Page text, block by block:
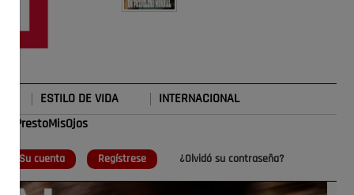
ESTILO DE VIDA INTERNACIONAL
#TePrestoMisOjos
Su cuenta Regístrese ¿Olvidó su contraseña?